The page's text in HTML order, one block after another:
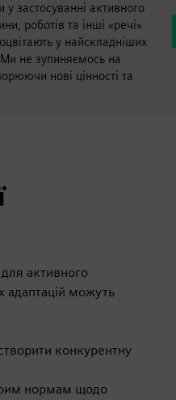
застосуванні активного
роботів та інші «речі»
у найскладніших
не зупиняємось на
нові цінності та
активного
адаптацій можуть
конкурентну
нормам щодо